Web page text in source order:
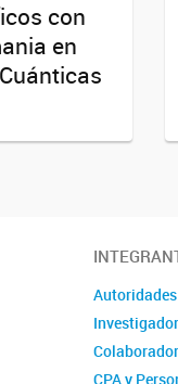
con
en
Autoridades
CPA y